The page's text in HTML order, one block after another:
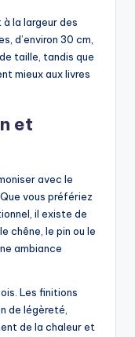
la largeur des
d’environ 30 cm,
taille, tandis que
mieux aux livres
et
avec le
vous préfériez
il existe de
chêne, le pin ou le
ambiance
Les finitions
de légèreté,
de la chaleur et